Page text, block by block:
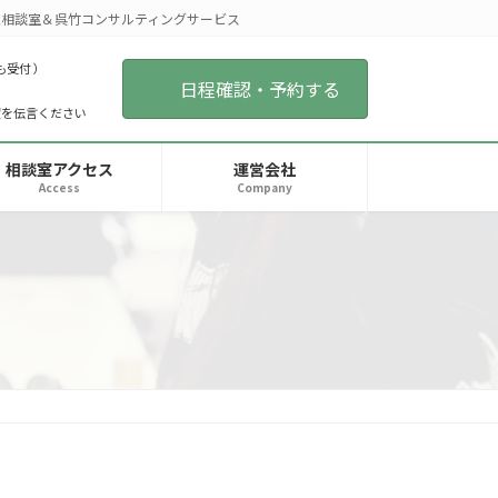
談室＆呉竹コンサルティングサービス
付 ）
伝言ください
日程確認・予約する
相談室アクセス
Access
運営会社
Company